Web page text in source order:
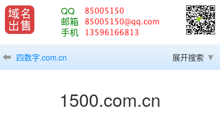
QQ
邮箱
手机
四数字.com.cn 展开搜索
1500.com.cn